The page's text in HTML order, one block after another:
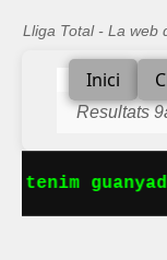
Lliga Total - La web
Inici
Resultats
tenim